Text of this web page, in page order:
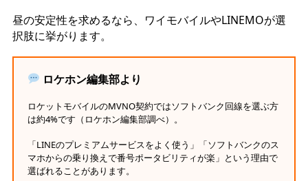
昼の安定性を求めるなら、ワイモバイルやLINEMOが選
択肢に挙がります。
ロケホン編集部より
ロケットモバイルのMVNO契約ではソフトバンク回線を選ぶ方
は約4%です（ロケホン編集部調べ）。
「LINEのプレミアムサービスをよく使う」「ソフトバンクのス
マホからの乗り換えで番号ポータビリティが楽」という理由で
選ばれることがあります。